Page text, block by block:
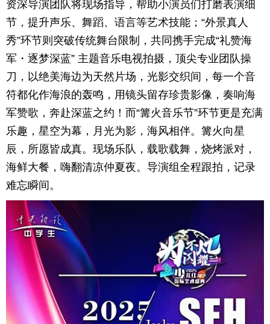
资深导演团队将现场指导，帮助小演员们打磨表演细
节，提升声乐、舞蹈、语言等艺术技能；“外景真人
秀”环节则突破传统舞台限制，共同携手完成“礼赞海
军・逐梦深蓝” 主题音乐电视拍摄，顶尖专业团队操
刀，以绝美海边为天然片场，光影交织间，每一个音
符都化作海浪的轰鸣，用镜头留存珍贵影像，奏响海
军赞歌，奔赴深蓝之约！而“篝火音乐节”环节更是充满
乐趣，星空为幕，月光为影，海风相伴。篝火向星
辰，所愿皆成真。现场乐队，载歌载舞，烧烤派对，
海鲜大餐，嗨翻清凉仲夏夜。导演组全程跟拍，记录
难忘瞬间。